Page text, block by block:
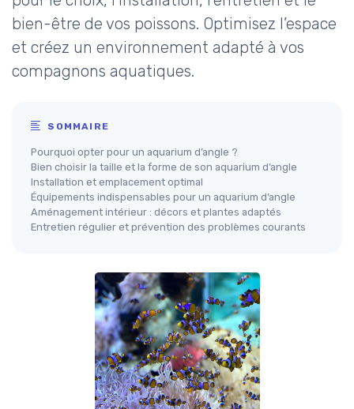
bien-être de vos poissons. Optimisez l’espace
et créez un environnement adapté à vos
compagnons aquatiques.
SOMMAIRE
Pourquoi opter pour un aquarium d’angle ?
Bien choisir la taille et la forme de son aquarium d’angle
Installation et emplacement optimal
Équipements indispensables pour un aquarium d’angle
Aménagement intérieur : décors et plantes adaptés
Entretien régulier et prévention des problèmes courants